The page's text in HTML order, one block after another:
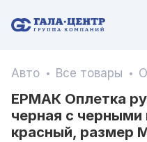
Авто Все товары
ЕРМАК Оплетка
черная с черными
красный, размер